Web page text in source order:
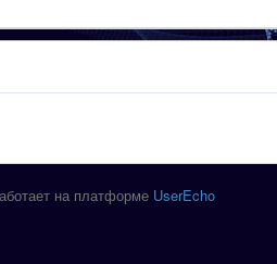
на платформе UserEcho